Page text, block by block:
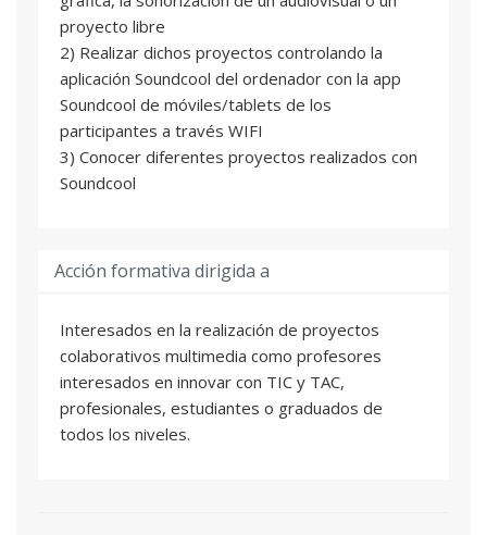
proyecto libre
2) Realizar dichos proyectos controlando la
aplicación Soundcool del ordenador con la app
Soundcool de móviles/tablets de los
participantes a través WIFI
3) Conocer diferentes proyectos realizados con
Soundcool
Acción formativa dirigida a
Interesados en la realización de proyectos
colaborativos multimedia como profesores
interesados en innovar con TIC y TAC,
profesionales, estudiantes o graduados de
todos los niveles.